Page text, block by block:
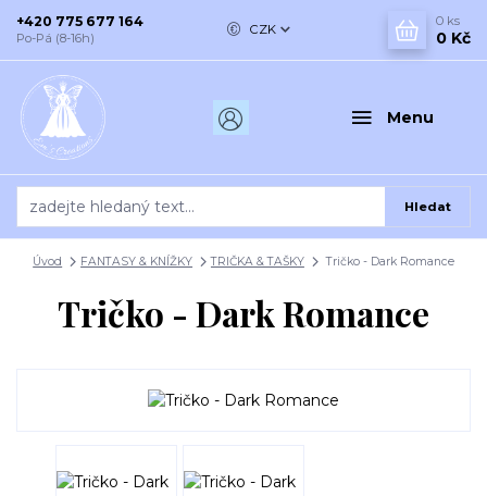
Menu
CZK
Hledat
+420 775 677 164
Po-Pá (8-16h)
0 ks
0 Kč
Úvod FANTASY & KNÍŽKY TRIČKA & TAŠKY Tričko - Dark Romance
Tričko - Dark Romance